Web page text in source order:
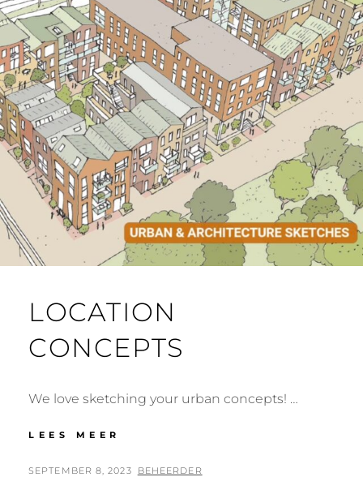
LOCATION
CONCEPTS
We love sketching your urban concepts! …
LEES MEER
POSTED
SEPTEMBER 8, 2023 BY
BEHEERDER